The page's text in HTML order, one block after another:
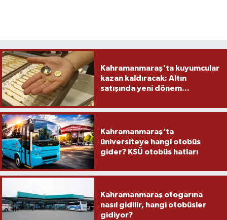
Kahramanmaraş'ta kuyumcular
kazan kaldıracak: Altın
satışında yeni dönem...
Kahramanmaraş'ta
üniversiteye hangi otobüs
gider? KSÜ otobüs hatları
Kahramanmaraş otogarına
nasıl gidilir, hangi otobüsler
gidiyor?